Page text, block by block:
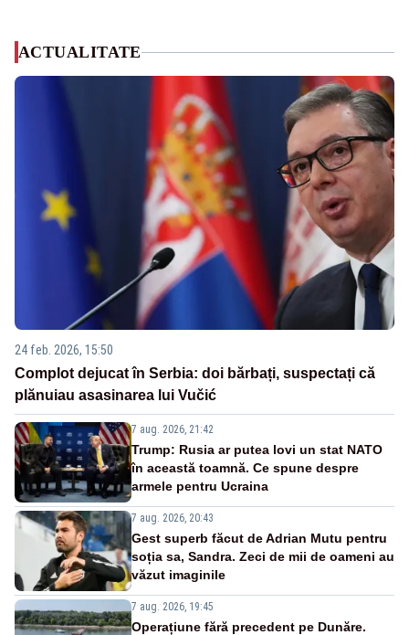
ACTUALITATE
24 feb. 2026, 15:50
Complot dejucat în Serbia: doi bărbați, suspectați că
plănuiau asasinarea lui Vučić
7 aug. 2026, 21:42
Trump: Rusia ar putea lovi un stat NATO
în această toamnă. Ce spune despre
armele pentru Ucraina
7 aug. 2026, 20:43
Gest superb făcut de Adrian Mutu pentru
soția sa, Sandra. Zeci de mii de oameni au
văzut imaginile
7 aug. 2026, 19:45
Operațiune fără precedent pe Dunăre.